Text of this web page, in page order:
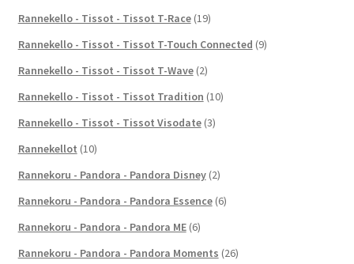
Rannekello - Tissot - Tissot T-Race (19)
Rannekello - Tissot - Tissot T-Touch Connected (9)
Rannekello - Tissot - Tissot T-Wave (2)
Rannekello - Tissot - Tissot Tradition (10)
Rannekello - Tissot - Tissot Visodate (3)
Rannekellot (10)
Rannekoru - Pandora - Pandora Disney (2)
Rannekoru - Pandora - Pandora Essence (6)
Rannekoru - Pandora - Pandora ME (6)
Rannekoru - Pandora - Pandora Moments (26)